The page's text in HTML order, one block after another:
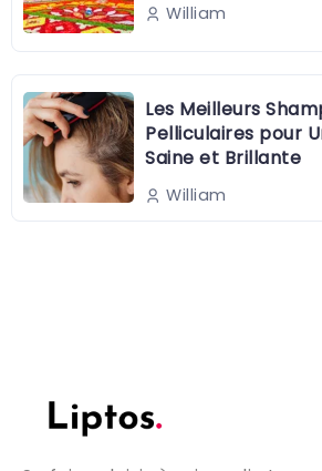
William
Les Meilleurs
Pelliculaires pour
Saine et Brillante
William